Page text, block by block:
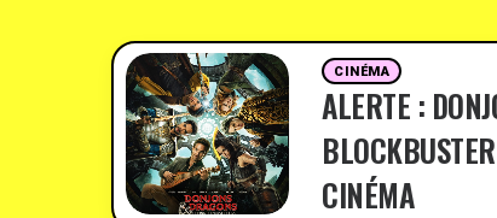
CINÉMA
ALERTE :
CINÉMA